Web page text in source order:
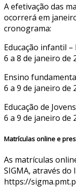
A efetivação das
ocorrerá em
cronograma:
Educação infantil
6 a 8 de janeiro de
Ensino
6 a 9 de janeiro de
Educação de
6 a 9 de janeiro de
Matrículas online e
As matrículas
SIGMA, através do
https://